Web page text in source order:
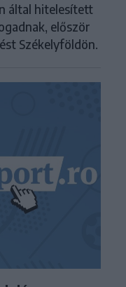
által hitelesített
először
Székelyföldön.